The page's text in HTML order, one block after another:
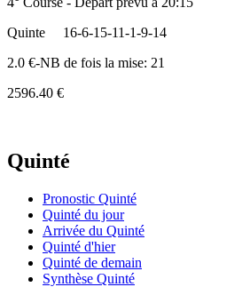
Quinte
16-6-15-11-1-9-14
2.0 €-NB de fois la mise: 21
2596.40 €
Quinté
Pronostic Quinté
Quinté du jour
Arrivée du Quinté
Quinté d'hier
Quinté de demain
Synthèse Quinté